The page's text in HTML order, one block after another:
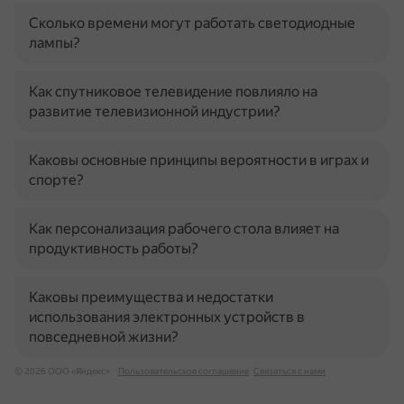
Сколько времени могут работать светодиодные
лампы?
Как спутниковое телевидение повлияло на
развитие телевизионной индустрии?
Каковы основные принципы вероятности в играх и
спорте?
Как персонализация рабочего стола влияет на
продуктивность работы?
Каковы преимущества и недостатки
использования электронных устройств в
повседневной жизни?
© 2026 ООО «Яндекс» Пользовательское соглашение Связаться с нами